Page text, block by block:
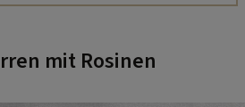
mit Rosinen